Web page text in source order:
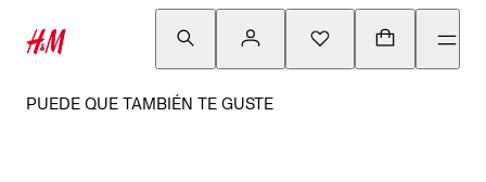
PUEDE QUE TAMBIÉN TE GUSTE